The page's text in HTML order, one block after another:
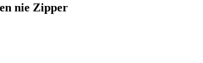
nie Zipper